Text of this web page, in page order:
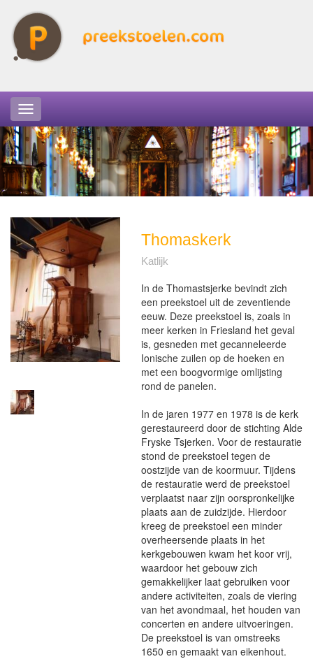
Thomaskerk
Katlijk
In de Thomastsjerke bevindt zich
een preekstoel uit de zeventiende
eeuw. Deze preekstoel is, zoals in
meer kerken in Friesland het geval
is, gesneden met gecanneleerde
Ionische zuilen op de hoeken en
met een boogvormige omlijsting
rond de panelen.
In de jaren 1977 en 1978 is de kerk
gerestaureerd door de stichting Alde
Fryske Tsjerken. Voor de restauratie
stond de preekstoel tegen de
oostzijde van de koormuur. Tijdens
de restauratie werd de preekstoel
verplaatst naar zijn oorspronkelijke
plaats aan de zuidzijde. Hierdoor
kreeg de preekstoel een minder
overheersende plaats in het
kerkgebouwen kwam het koor vrij,
waardoor het gebouw zich
gemakkelijker laat gebruiken voor
andere activiteiten, zoals de viering
van het avondmaal, het houden van
concerten en andere uitvoeringen.
De preekstoel is van omstreeks
1650 en gemaakt van eikenhout.